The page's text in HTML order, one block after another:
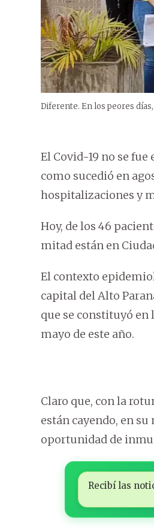
Diferente. En los peores
El Covid-19 no se
como sucedió en
hospitalizaciones y
Hoy, de los 46
mitad están en
El contexto
capital del Alto
que se constituyó en
mayo de este año.
Claro que, con la
están cayendo, en
oportunidad de
Recibí las